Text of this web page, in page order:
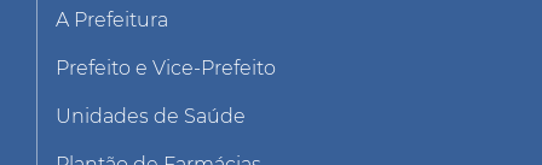
A Prefeitura
Prefeito e Vice-Prefeito
Unidades de Saúde